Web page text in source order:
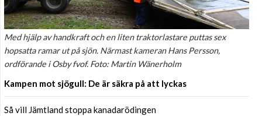
Med hjälp av handkraft och en liten traktorlastare puttas sex
hopsatta ramar ut på sjön. Närmast kameran Hans Persson,
ordförande i Osby fvof. Foto: Martin Wänerholm
Kampen mot sjögull: De är säkra på att lyckas
Så vill Jämtland stoppa kanadarödingen